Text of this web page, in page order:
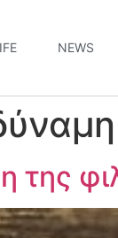
NEWS
της